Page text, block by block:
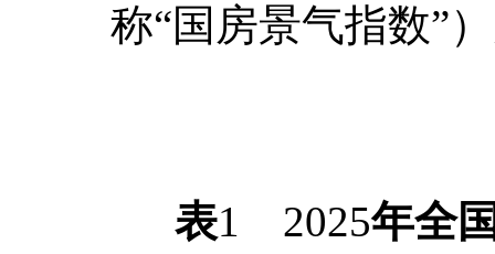
称“国房景气指数”
表1 2025年全